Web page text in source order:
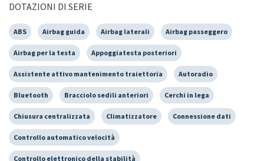
DOTAZIONI DI SERIE
ABS Airbag guida Airbag laterali Airbag passeggero
Airbag per la testa Appoggiatesta posteriori
Assistente attivo mantenimento traiettoria Autoradio
Bluetooth Bracciolo sedili anteriori Cerchi in lega
Chiusura centralizzata Climatizzatore Connessione dati
Controllo automatico velocità
Controllo elettronico della stabilità